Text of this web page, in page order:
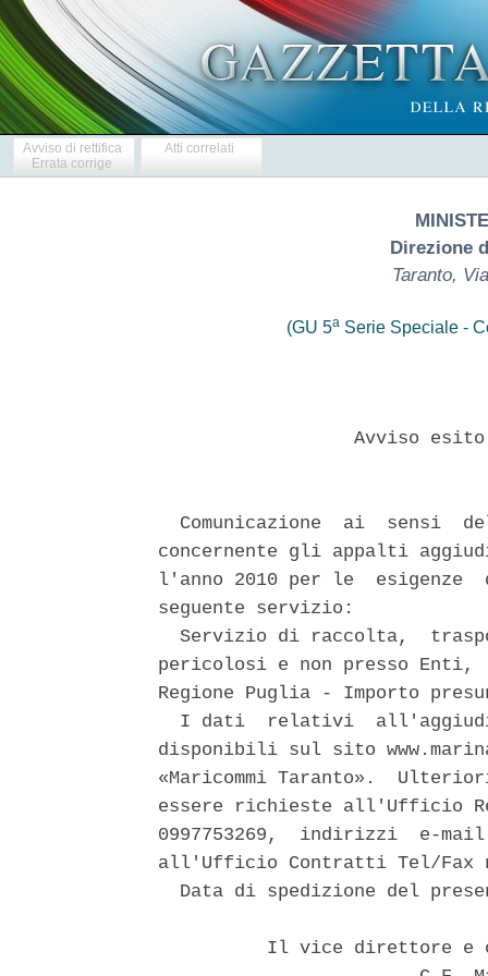
Avviso di rettifica
Errata corrige
Atti correlati
Direzione
Taranto,
(GU 5a Serie Speciale -
Avviso
Comunicazione  ai  sensi
concernente gli appalti
l'anno 2010 per le
seguente servizio:
Servizio di raccolta,
pericolosi e non presso Enti,
Regione Puglia - Importo
I dati  relativi
disponibili sul sito
«Maricommi Taranto».
essere richieste all'Ufficio
0997753269,  indirizzi  e-
all'Ufficio Contratti Tel/Fax
Data di spedizione del
Il vice direttore